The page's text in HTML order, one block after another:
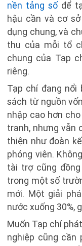
nền tảng số để
hậu cần và cơ
dụng chung, và
thu của mỗi tổ
chung của Tạp
riêng.
Tạp chí đang nổi
sách từ nguồn
nhập cao hơn
tranh, nhưng vẫn
thiện như đoàn
phóng viên.
tài trợ cũng
trong một số
mới. Một giải
nước xuống 30%,
Muốn Tạp chí
nghiệp cũng cần